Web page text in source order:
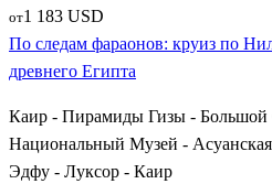
от1 183 USD
По следам фараонов: круиз по
древнего Египта
Каир - Пирамиды Гизы - Большой
Национальный Музей -
Эдфу - Луксор - Каир